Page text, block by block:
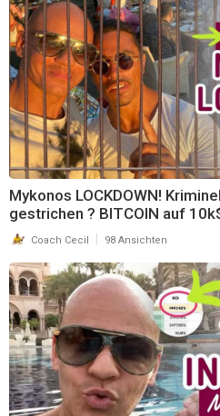
⁣Mykonos LOCKDOWN!
gestrichen ? BITCOIN auf
Coach Cecil 98 Ansichten